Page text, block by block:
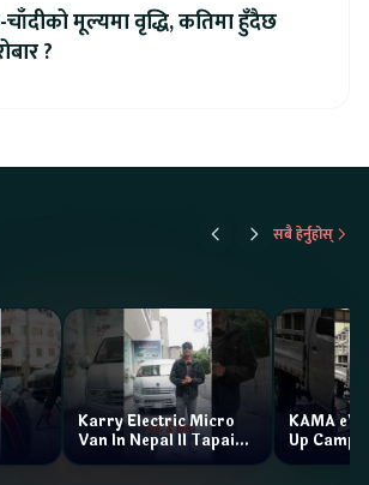
मूल्यमा वृद्धि, कतिमा हुँदैछ
?
सबै हेर्नुहोस्
Karry Electric Micro
Van In Nepal II Tapaiko
Bazar II Jankari
KAMA eV
Up Camp